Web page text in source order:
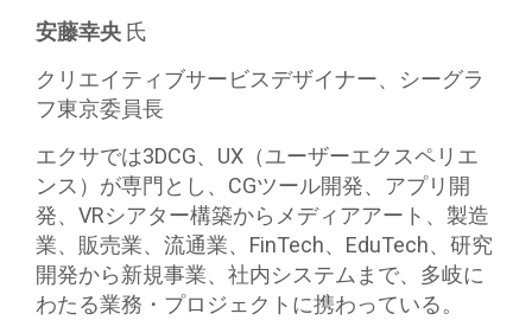
安藤幸央 氏
クリエイティブサービスデザイナー、シーグラ
フ東京委員長
エクサでは3DCG、UX（ユーザーエクスペリエ
ンス）が専門とし、CGツール開発、アプリ開
発、VRシアター構築からメディアアート、製造
業、販売業、流通業、FinTech、EduTech、研究
開発から新規事業、社内システムまで、多岐に
わたる業務・プロジェクトに携わっている。